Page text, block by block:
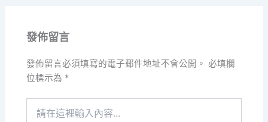
發佈留言
發佈留言必須填寫的電子郵件地址不會公開。 必填欄
位標示為 *